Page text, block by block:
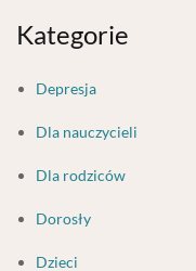
Kategorie
Depresja
Dla nauczycieli
Dla rodziców
Dorosły
Dzieci